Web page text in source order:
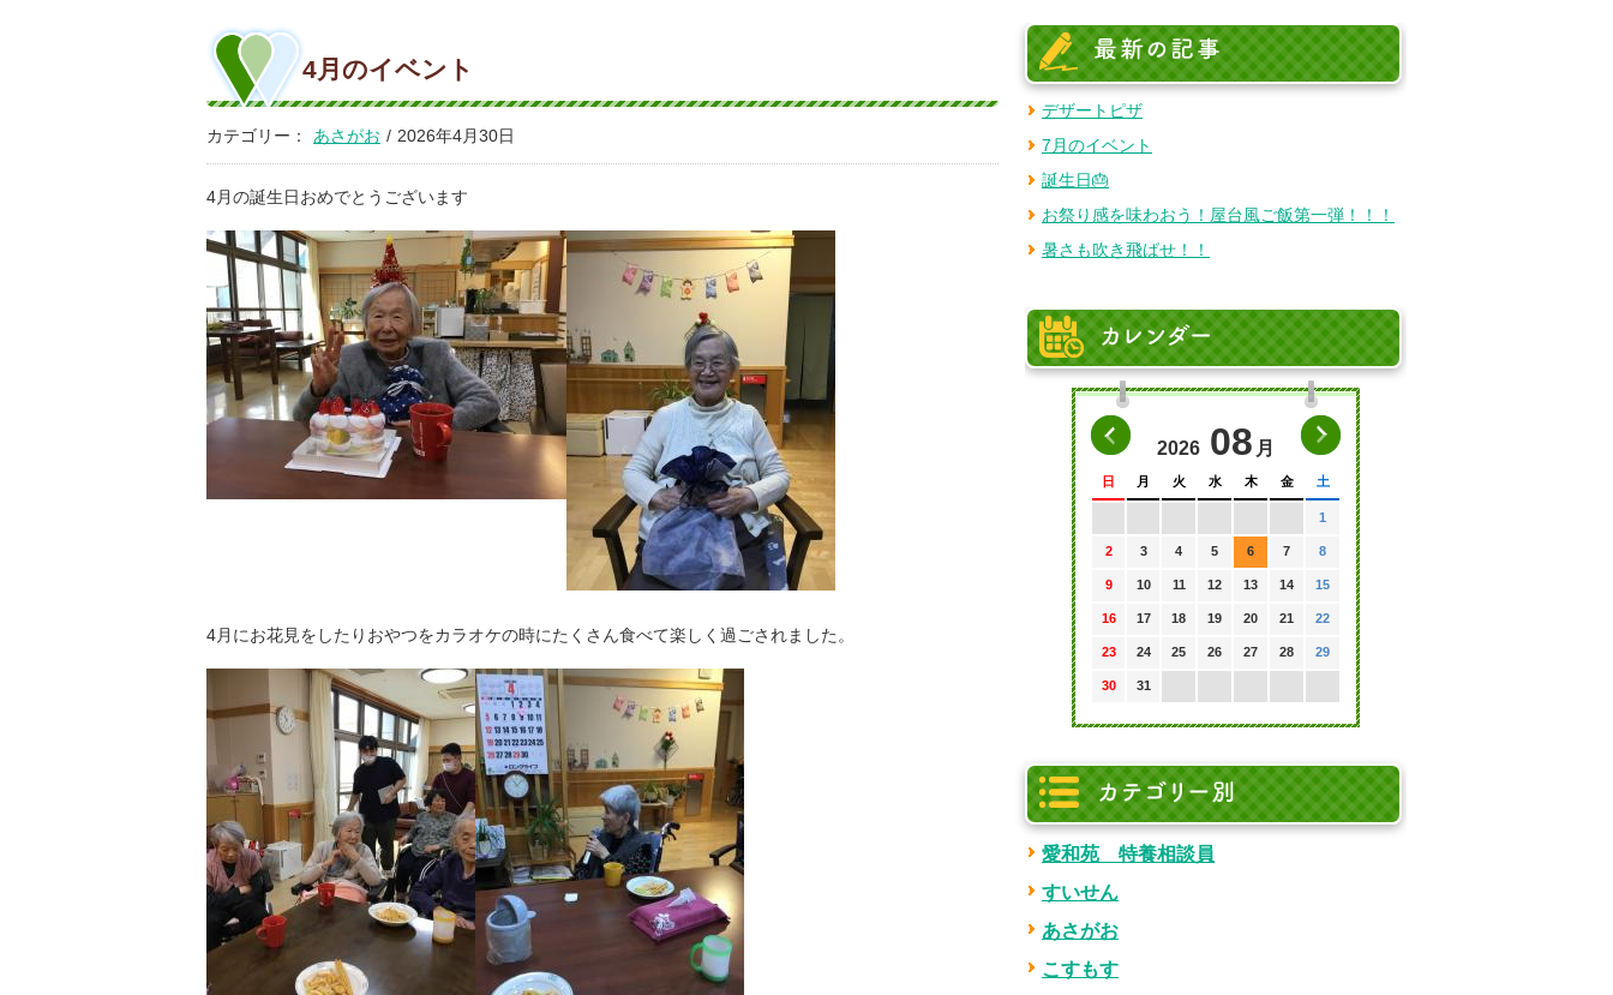
4月のイベント
カテゴリー： あさがお / 2026年4月30日
4月の誕生日おめでとうございます
4月にお花見をしたりおやつをカラオケの時にたくさん食べて楽しく過ごされました。
デザートピザ
7月のイベント
誕生日🎂
お祭り感を味わおう！屋台風ご飯第一弾！！！
暑さも吹き飛ばせ！！
2026 08 月
日 月 火 水 木 金 土
1
2 3 4 5 6 7 8
9 10 11 12 13 14 15
16 17 18 19 20 21 22
23 24 25 26 27 28 29
30 31
次の月へ
愛和苑 特養相談員
すいせん
あさがお
こすもす